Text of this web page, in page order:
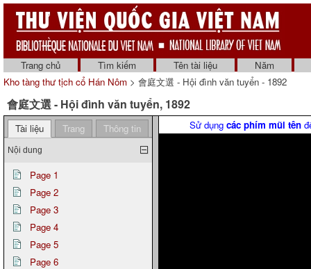
Trang chủ Tìm kiếm Tên tài liệu
Năm
Kho tàng thư tịch cổ Hán Nôm > 會庭文選 - Hội đình văn tuyển - 1892
會庭文選 - Hội đình văn tuyển, 1892
Tài liệu Trang Thông tin
Nội dung
Page 1
Page 2
Page 3
Page 4
Page 5
Page 6
Sử dụng các phím mũi tên